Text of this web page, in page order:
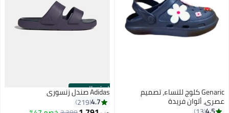
Genaric كلوج للنساء، تصميم
عصري، ألوان فريدة
الستور الرسمي
Adidas صندل زنسوري
4.7
219